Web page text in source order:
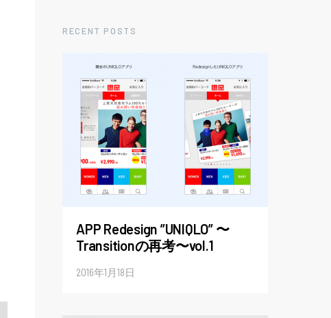
RECENT POSTS
APP Redesign ”UNIQLO” 〜
Transitionの再考〜vol.1
2016年1月18日